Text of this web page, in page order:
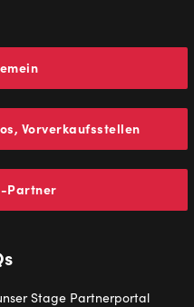
Vorverkaufsstellen
Partner
Stage Partnerportal